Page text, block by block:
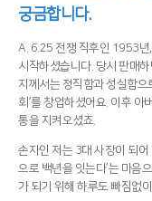
궁금합니다.
A. 6.25 전쟁 직후인 1953년
시작하셨습니다. 당시 판매
지께서는 정직함과 성실함
회’를 창업하셨어요. 이후 아
통을 지켜오셨죠.
손자인 저는 3대 사장이 되어
으로 백년을 잇는다’는 마음
가 되기 위해 하루도 빠짐없